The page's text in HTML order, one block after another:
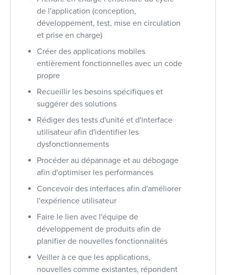
de l'application (conception,
développement, test, mise en circulation
et prise en charge)
Créer des applications mobiles
entièrement fonctionnelles avec un code
propre
Recueillir les besoins spécifiques et
suggérer des solutions
Rédiger des tests d'unité et d'interface
utilisateur afin d'identifier les
dysfonctionnements
Procéder au dépannage et au débogage
afin d'optimiser les performances
Concevoir des interfaces afin d'améliorer
l'expérience utilisateur
Faire le lien avec l'équipe de
développement de produits afin de
planifier de nouvelles fonctionnalités
Veiller à ce que les applications,
nouvelles comme existantes, répondent